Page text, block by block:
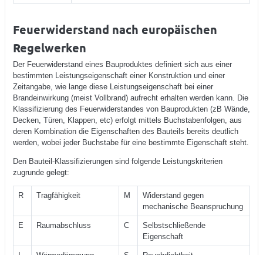
Feuerwiderstand nach europäischen
Regelwerken
Der Feuerwiderstand eines Bauproduktes definiert sich aus einer
bestimmten Leistungseigenschaft einer Konstruktion und einer
Zeitangabe, wie lange diese Leistungseigenschaft bei einer
Brandeinwirkung (meist Vollbrand) aufrecht erhalten werden kann. Die
Klassifizierung des Feuerwiderstandes von Bauprodukten (zB Wände,
Decken, Türen, Klappen, etc) erfolgt mittels Buchstabenfolgen, aus
deren Kombination die Eigenschaften des Bauteils bereits deutlich
werden, wobei jeder Buchstabe für eine bestimmte Eigenschaft steht.
Den Bauteil-Klassifizierungen sind folgende Leistungskriterien
zugrunde gelegt:
R Tragfähigkeit M
Widerstand gegen
mechanische Beanspruchung
E Raumabschluss C
Selbstschließende
Eigenschaft